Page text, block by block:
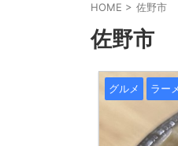
HOME > 佐野市
佐野市
グルメ ラー